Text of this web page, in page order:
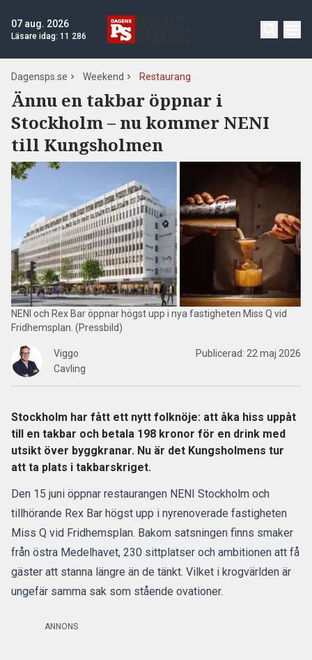
07 aug. 2026
Läsare idag: 11 286
Dagensps.se Weekend Restaurang
Ännu en takbar öppnar i
Stockholm – nu kommer NENI
till Kungsholmen
NENI och Rex Bar öppnar högst upp i nya fastigheten Miss Q vid
Fridhemsplan. (Pressbild)
Viggo
Cavling
Publicerad: 22 maj 2026
Stockholm har fått ett nytt folknöje: att åka hiss uppåt
till en takbar och betala 198 kronor för en drink med
utsikt över byggkranar. Nu är det Kungsholmens tur
att ta plats i takbarskriget.
Den 15 juni öppnar restaurangen NENI Stockholm och
tillhörande Rex Bar högst upp i nyrenoverade fastigheten
Miss Q vid Fridhemsplan. Bakom satsningen finns smaker
från östra Medelhavet, 230 sittplatser och ambitionen att få
gäster att stanna längre än de tänkt. Vilket i krogvärlden är
ungefär samma sak som stående ovationer.
ANNONS